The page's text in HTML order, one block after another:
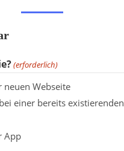
(erforderlich)
neuen Webseite
einer bereits existierenden
App